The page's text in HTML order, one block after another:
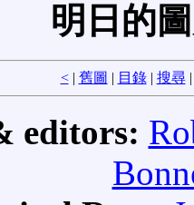
明日的
<| 舊圖 | 目錄| 搜尋
editors: